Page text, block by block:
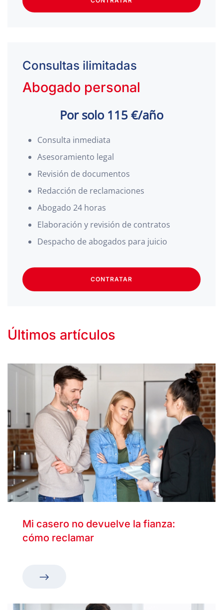
Consultas ilimitadas
Abogado personal
Por solo 115 €/año
Consulta inmediata
Asesoramiento legal
Revisión de documentos
Redacción de reclamaciones
Abogado 24 horas
Elaboración y revisión de contratos
Despacho de abogados para juicio
CONTRATAR
Últimos artículos
Mi casero no devuelve la fianza:
cómo reclamar